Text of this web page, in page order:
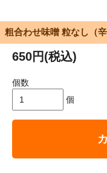
粗合わせ味噌 粒なし（
650円(税込)
個数
個